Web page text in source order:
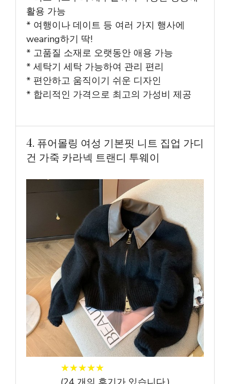
활용 가능
* 여행이나 데이트 등 여러 가지 행사에
wearing하기 딱!
* 고품질 소재로 오랫동안 애용 가능
* 세탁기 세탁 가능하여 관리 편리
* 편안하고 움직이기 쉬운 디자인
* 합리적인 가격으로 최고의 가성비 제공
4. 퓨어몰링 여성 기본핏 니트 집업 가디
건 가죽 카라넥 트랜디 투웨이
★★★★★
★★★★★